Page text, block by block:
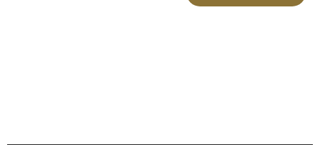
Verwendung unserer Website an unsere Partner für